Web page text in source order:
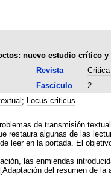
nuevo estudio crítico
Revista
Fascículo 2
; Locus criticus
de transmisión
restaura algunas de las
leer en la portada. El
las enmiendas
del resumen de la